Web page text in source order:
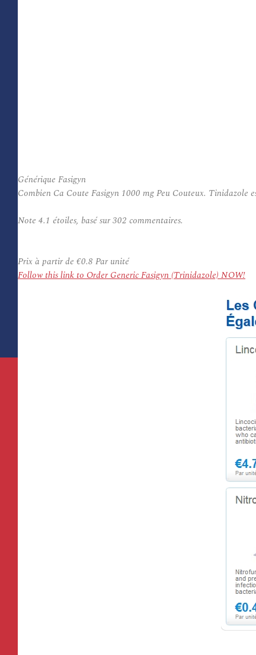
Générique Fasigyn
Combien Ca Coute Fasigyn 1000 mg Peu Couteux. Tinidazole
Note 4.1 étoiles, basé sur302 commentaires.
Prix à partir de €0.8 Par unité
Follow this link to Order Generic Fasigyn (Trinidazole) NOW!